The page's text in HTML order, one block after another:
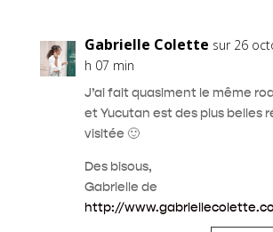
Gabrielle Colette sur 26
h 07 min
J’ai fait quasiment le même
et Yucutan est des plus belles
visitée 🙂
Des bisous,
Gabrielle de
http://